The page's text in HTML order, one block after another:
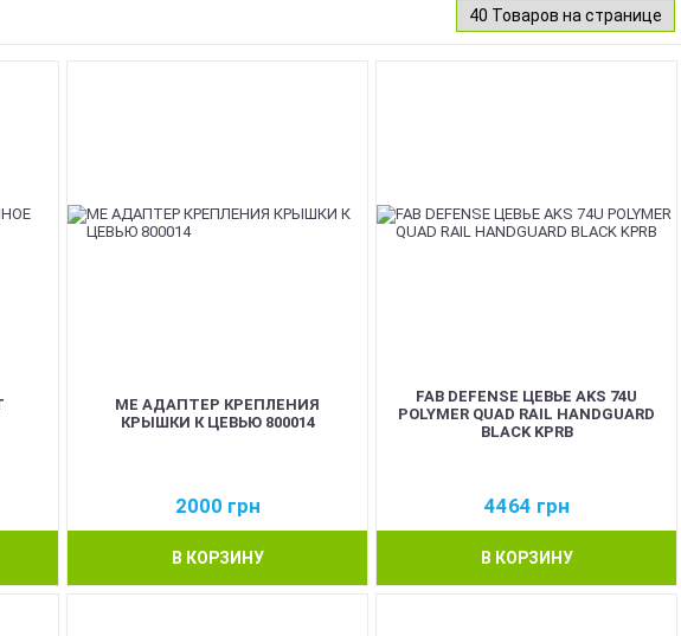
ME АДАПТЕР КРЕПЛЕНИЯ
КРЫШКИ К ЦЕВЬЮ 800014
2000 грн
В КОРЗИНУ
FAB DEFENSE ЦЕВЬЕ AKS 74U
POLYMER QUAD RAIL HANDGUARD
BLACK KPRB
4464 грн
В КОРЗИНУ